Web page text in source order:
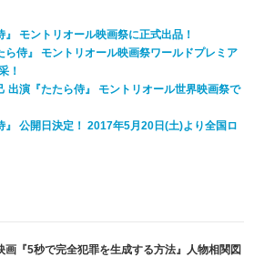
モントリオール映画祭に正式出品！
ら侍』 モントリオール映画祭ワールドプレミア
！
出演『たたら侍』 モントリオール世界映画祭で
』 公開日決定！ 2017年5月20日(土)より全国ロ
画『5秒で完全犯罪を生成する方法』人物相関図